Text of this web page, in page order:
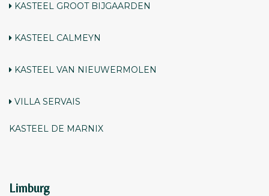
KASTEEL GROOT BIJGAARDEN
KASTEEL CALMEYN
KASTEEL VAN NIEUWERMOLEN
VILLA SERVAIS
KASTEEL DE MARNIX
Limburg